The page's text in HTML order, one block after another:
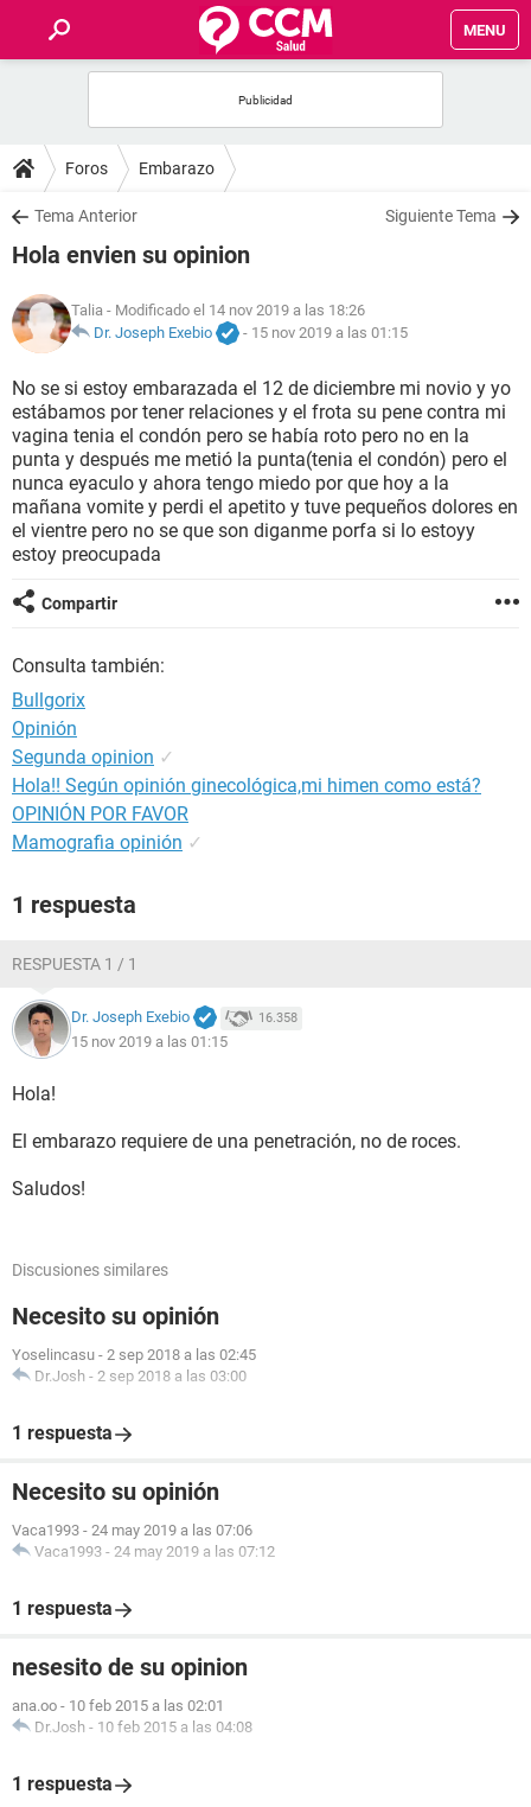
MENU
FOROS
SALUD
NUTRICIÓN
BIENESTAR
SEXUALIDAD
GLOSARIO
Foros Embarazo
Tema Anterior Siguiente Tema
Hola envien su opinion
Talia - Modificado el 14 nov 2019 a las 18:26
Dr. Joseph Exebio
- 15 nov 2019 a las 01:15
No se si estoy embarazada el 12 de diciembre mi novio y yo
estábamos por tener relaciones y el frota su pene contra mi
vagina tenia el condón pero se había roto pero no en la
punta y después me metió la punta(tenia el condón) pero el
nunca eyaculo y ahora tengo miedo por que hoy a la
mañana vomite y perdi el apetito y tuve pequeños dolores en
el vientre pero no se que son diganme porfa si lo estoyy
estoy preocupada
Compartir
Consulta también:
Bullgorix
Opinión
Segunda opinion ✓
Hola!! Según opinión ginecológica,mi himen como está?
OPINIÓN POR FAVOR
Mamografia opinión ✓
1 respuesta
RESPUESTA 1 / 1
Dr. Joseph Exebio 16.358
15 nov 2019 a las 01:15
Hola!
El embarazo requiere de una penetración, no de roces.
Saludos!
Discusiones similares
Necesito su opinión
Yoselincasu - 2 sep 2018 a las 02:45
Dr.Josh - 2 sep 2018 a las 03:00
1 respuesta
Necesito su opinión
Vaca1993 - 24 may 2019 a las 07:06
Vaca1993 - 24 may 2019 a las 07:12
1 respuesta
nesesito de su opinion
ana.oo - 10 feb 2015 a las 02:01
Dr.Josh - 10 feb 2015 a las 04:08
1 respuesta